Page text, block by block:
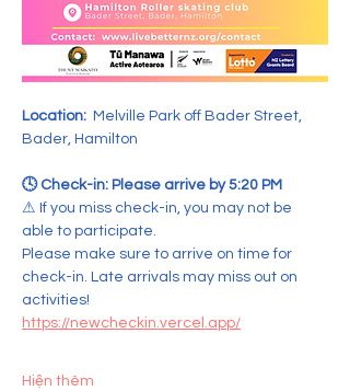
Location: Melville Park off Bader Street,
Bader, Hamilton
🕓 Check-in: Please arrive by 5:20 PM
⚠ If you miss check-in, you may not be
able to participate.
Please make sure to arrive on time for
check-in. Late arrivals may miss out on
activities!
https://newcheckin.vercel.app/
Hiện thêm